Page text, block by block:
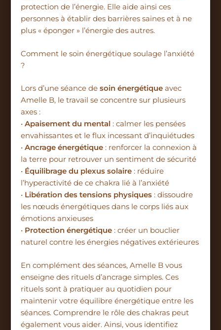
protection de l’énergie. Elle aide ainsi ces
personnes à établir des barrières saines et à ne
plus « éponger » l’énergie des autres.
Comment le soin énergétique soulage l’anxiété
?
Lors d’une séance desoin énergétique avec
Amelle B, le travail se concentre sur plusieurs
axes :
•Apaisement du mental : calmer les pensées
envahissantes et le flux incessant d’inquiétudes
•Ancrage énergétique : renforcer la connexion à
la terre pour retrouver un sentiment de sécurité
• Équilibrage du plexus solaire : réduire
l’hyperactivité de ce chakra lié à l’anxiété
• Libération des tensions physiques : dissoudre
les nœuds énergétiques dans le corps liés aux
émotions anxieuses
• Protection énergétique : créer un bouclier
naturel contre les énergies négatives extérieures
En complément des séances, Amelle B vous
enseigne des rituels d’ancrage simples. Ces
rituels sont à pratiquer au quotidien pour
maintenir votre équilibre énergétique entre les
séances. Comprendre le rôle des chakras peut
également vous aider. Ainsi, vous identifiez